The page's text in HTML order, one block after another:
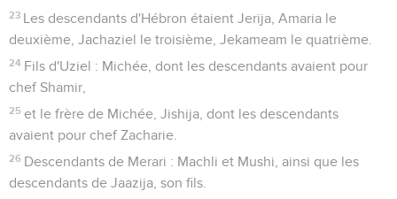
23 Les descendants d'Hébron étaient Jerija, Amaria le
deuxième, Jachaziel le troisième, Jekameam le quatrième.
24 Fils d'Uziel : Michée, dont les descendants avaient pour
chef Shamir,
25 et le frère de Michée, Jishija, dont les descendants
avaient pour chef Zacharie.
26 Descendants de Merari : Machli et Mushi, ainsi que les
descendants de Jaazija, son fils.